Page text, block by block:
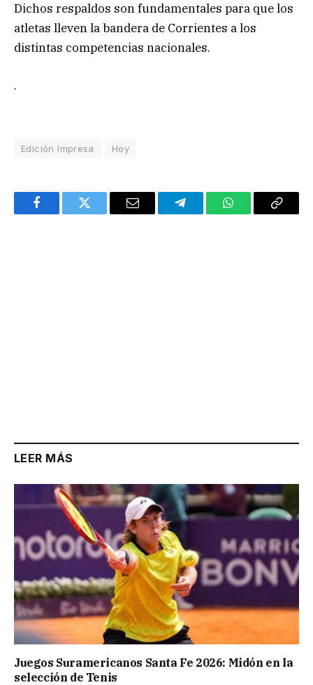
Dichos respaldos son fundamentales para que los
atletas lleven la bandera de Corrientes a los
distintas competencias nacionales.
.
Edición Impresa Hoy
FacebookTwitter Email TelegramWhatsAppCopy
LEER MÁS
Juegos Suramericanos Santa Fe 2026: Midón en la
selección de Tenis